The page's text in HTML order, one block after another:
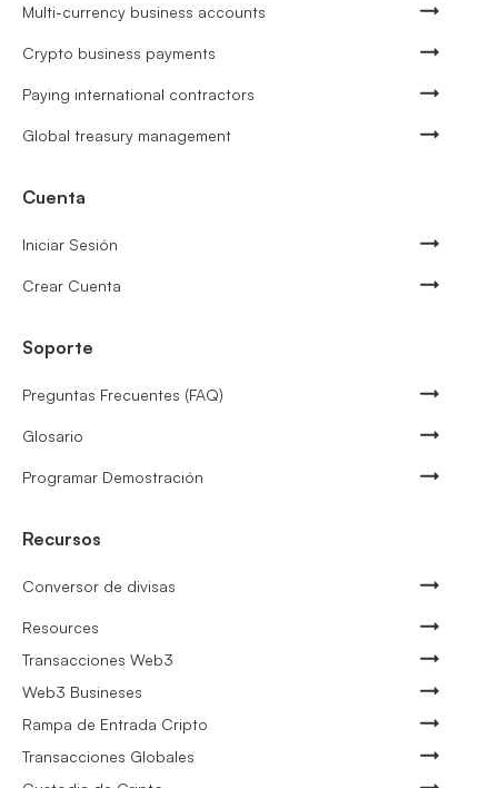
Multi-currency business accounts
Crypto business payments
Paying international contractors
Global treasury management
Cuenta
Iniciar Sesión
Crear Cuenta
Soporte
Preguntas Frecuentes (FAQ)
Glosario
Programar Demostración
Recursos
Conversor de divisas
Resources
Transacciones Web3
Web3 Busineses
Rampa de Entrada Cripto
Transacciones Globales